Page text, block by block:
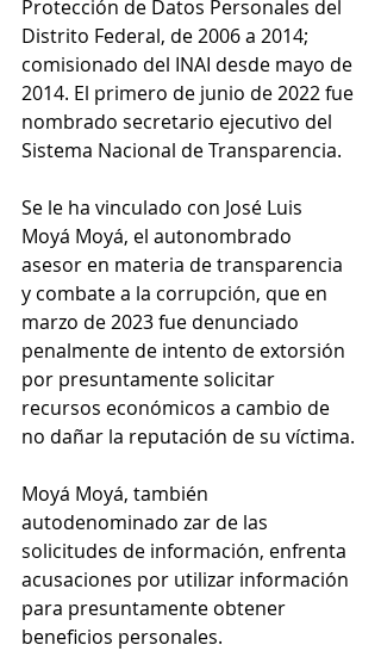
Protección de Datos Personales del
Distrito Federal, de 2006 a 2014;
comisionado del INAI desde mayo de
2014. El primero de junio de 2022 fue
nombrado secretario ejecutivo del
Sistema Nacional de Transparencia.
Se le ha vinculado con José Luis
Moyá Moyá, el autonombrado
asesor en materia de transparencia
y combate a la corrupción, que en
marzo de 2023 fue denunciado
penalmente de intento de extorsión
por presuntamente solicitar
recursos económicos a cambio de
no dañar la reputación de su víctima.
Moyá Moyá, también
autodenominado zar de las
solicitudes de información, enfrenta
acusaciones por utilizar información
para presuntamente obtener
beneficios personales.